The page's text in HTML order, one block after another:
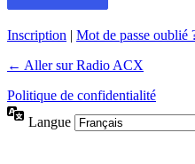
Inscription | Mot de passe oublié
← Aller sur Radio ACX
Politique de confidentialité
Langue